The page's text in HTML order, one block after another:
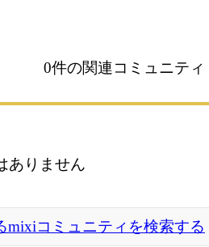
0件の関連コミュニティ
ありません
mixiコミュニティを検索する